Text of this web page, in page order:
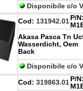
Disponibile c/o
Cod: 131942.01 P/
Akasa Pasca Tn
Wasserdicht, Oem
Back
Disponibile c/o
Cod: 319863.01 P/